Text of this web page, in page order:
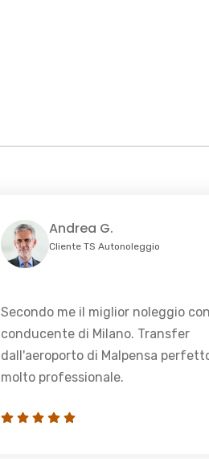
Andrea G.
Cliente TS Autonoleggio
Secondo me il miglior noleggio con
conducente di Milano. Transfer
dall'aeroporto di Malpensa
molto professionale.